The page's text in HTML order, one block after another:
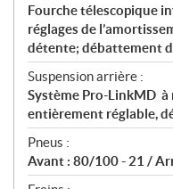
Fourche télescopique
réglages de
détente; débattement
Suspension arrière :
Système Pro-LinkMD
entièrement réglable,
Pneus :
Avant : 80/100 - 21 /